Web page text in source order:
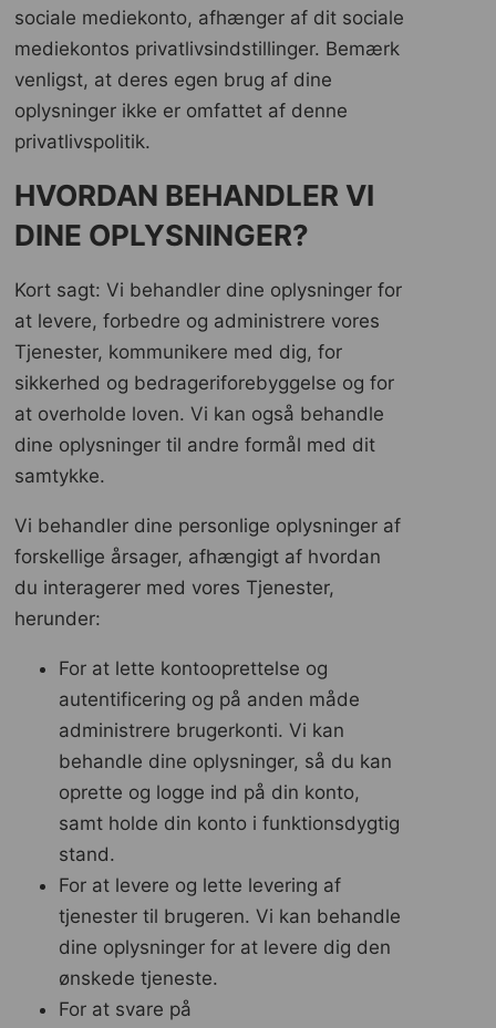
sociale mediekonto, afhænger af dit sociale
mediekontos privatlivsindstillinger. Bemærk
venligst, at deres egen brug af dine
oplysninger ikke er omfattet af denne
privatlivspolitik.
HVORDAN BEHANDLER VI
DINE OPLYSNINGER?
Kort sagt: Vi behandler dine oplysninger for
at levere, forbedre og administrere vores
Tjenester, kommunikere med dig, for
sikkerhed og bedrageriforebyggelse og for
at overholde loven. Vi kan også behandle
dine oplysninger til andre formål med dit
samtykke.
Vi behandler dine personlige oplysninger af
forskellige årsager, afhængigt af hvordan
du interagerer med vores Tjenester,
herunder:
For at lette kontooprettelse og
autentificering og på anden måde
administrere brugerkonti. Vi kan
behandle dine oplysninger, så du kan
oprette og logge ind på din konto,
samt holde din konto i funktionsdygtig
stand.
For at levere og lette levering af
tjenester til brugeren. Vi kan behandle
dine oplysninger for at levere dig den
ønskede tjeneste.
For at svare på